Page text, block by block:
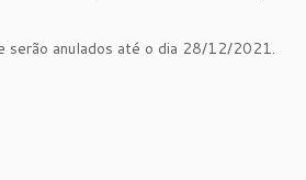
serão anulados até o dia 28/12/2021.